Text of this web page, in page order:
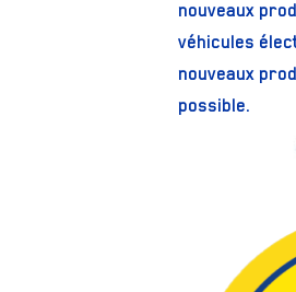
nouveaux
véhicules
nouveaux
possible.